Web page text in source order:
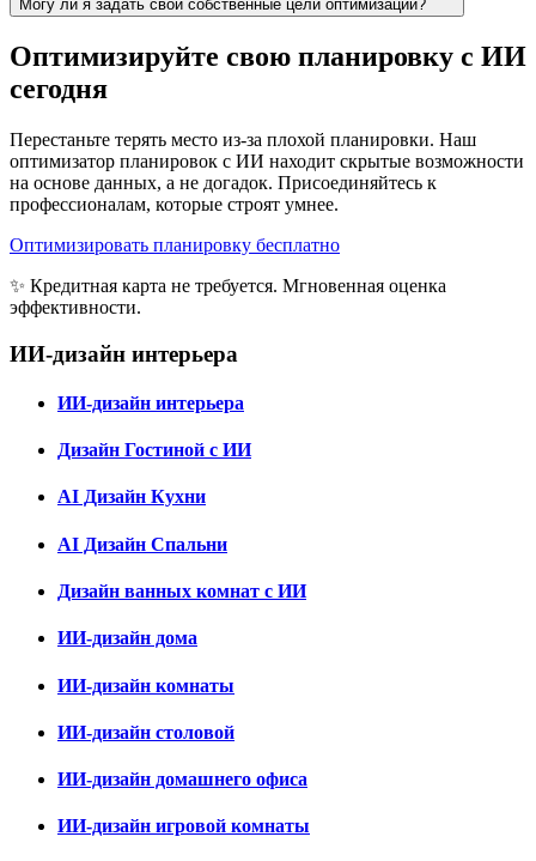
Могу ли я задать свои собственные цели оптимизации?
Оптимизируйте свою планировку с ИИ
сегодня
Перестаньте терять место из-за плохой планировки. Наш
оптимизатор планировок с ИИ находит скрытые возможности
на основе данных, а не догадок. Присоединяйтесь к
профессионалам, которые строят умнее.
Оптимизировать планировку бесплатно
✨ Кредитная карта не требуется. Мгновенная оценка
эффективности.
ИИ-дизайн интерьера
ИИ-дизайн интерьера
Дизайн Гостиной с ИИ
AI Дизайн Кухни
AI Дизайн Спальни
Дизайн ванных комнат с ИИ
ИИ-дизайн дома
ИИ-дизайн комнаты
ИИ-дизайн столовой
ИИ-дизайн домашнего офиса
ИИ-дизайн игровой комнаты